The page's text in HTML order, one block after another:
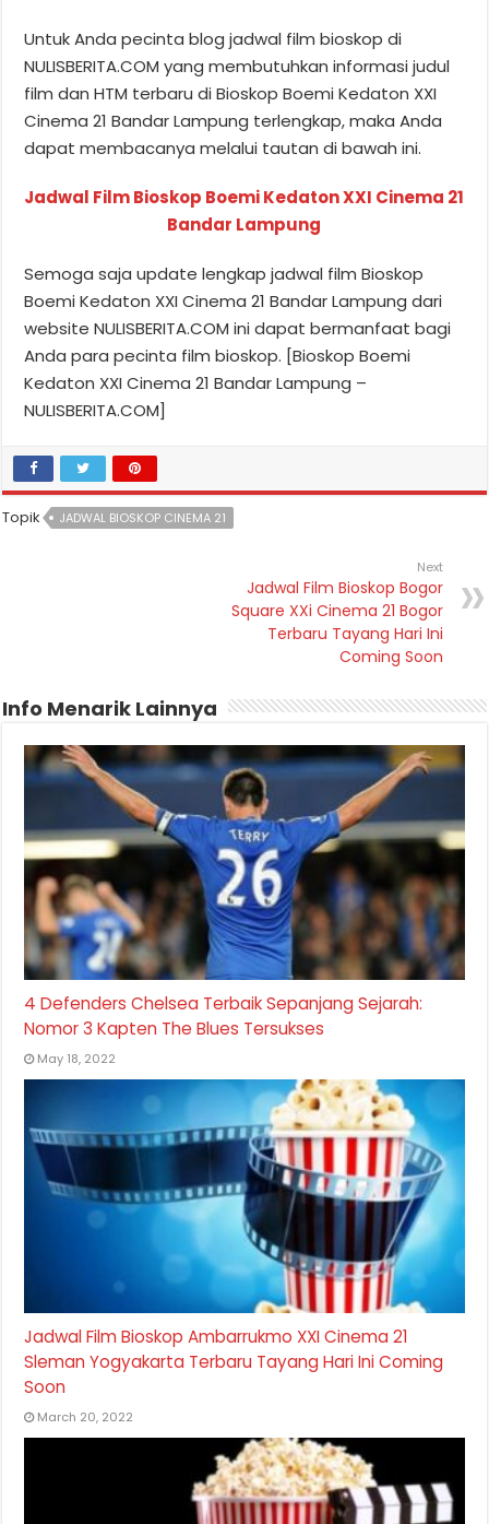
Untuk Anda pecinta blog jadwal film bioskop di
NULISBERITA.COM yang membutuhkan informasi judul
film dan HTM terbaru di Bioskop Boemi Kedaton XXI
Cinema 21 Bandar Lampung terlengkap, maka Anda
dapat membacanya melalui tautan di bawah ini.
Jadwal Film Bioskop Boemi Kedaton XXI Cinema 21
Bandar Lampung
Semoga saja update lengkap jadwal film Bioskop
Boemi Kedaton XXI Cinema 21 Bandar Lampung dari
website NULISBERITA.COM ini dapat bermanfaat bagi
Anda para pecinta film bioskop. [Bioskop Boemi
Kedaton XXI Cinema 21 Bandar Lampung –
NULISBERITA.COM]
Topik JADWAL BIOSKOP CINEMA 21
Next
Jadwal Film Bioskop Bogor
Square XXi Cinema 21 Bogor
Terbaru Tayang Hari Ini
Coming Soon
Info Menarik Lainnya
4 Defenders Chelsea Terbaik Sepanjang Sejarah:
Nomor 3 Kapten The Blues Tersukses
May 18, 2022
Jadwal Film Bioskop Ambarrukmo XXI Cinema 21
Sleman Yogyakarta Terbaru Tayang Hari Ini Coming
Soon
March 20, 2022